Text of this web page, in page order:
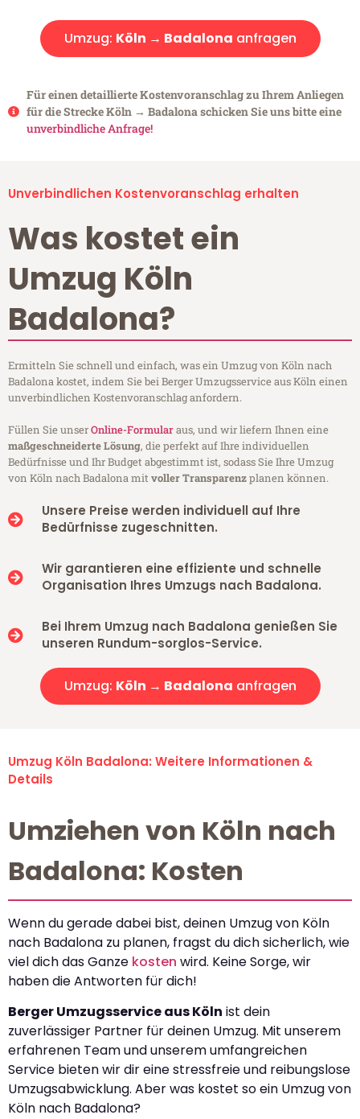
Umzug: Köln → Badalona anfragen
Für einen detaillierte Kostenvoranschlag zu Ihrem Anliegen
für die Strecke Köln → Badalona schicken Sie uns bitte eine
unverbindliche Anfrage!
Unverbindlichen Kostenvoranschlag erhalten
Was kostet ein
Umzug Köln
Badalona?
Ermitteln Sie schnell und einfach, was ein Umzug von Köln nach
Badalona kostet, indem Sie bei Berger Umzugsservice aus Köln einen
unverbindlichen Kostenvoranschlag anfordern.
Füllen Sie unserOnline-Formularaus, und wir liefern Ihnen eine
maßgeschneiderte Lösung, die perfekt auf Ihre individuellen
Bedürfnisse und Ihr Budget abgestimmt ist, sodass Sie Ihre Umzug
von Köln nach Badalona mitvoller Transparenzplanen können.
Unsere Preise werden individuell auf Ihre
Bedürfnisse zugeschnitten.
Wir garantieren eine effiziente und schnelle
Organisation Ihres Umzugs nach Badalona.
Bei Ihrem Umzug nach Badalona genießen Sie
unseren Rundum-sorglos-Service.
Umzug: Köln → Badalona anfragen
Umzug Köln Badalona: Weitere Informationen &
Details
Umziehen von Köln nach
Badalona: Kosten
Wenn du gerade dabei bist, deinen Umzug von Köln
nach Badalona zu planen, fragst du dich sicherlich, wie
viel dich das Ganze kosten wird. Keine Sorge, wir
haben die Antworten für dich!
Berger Umzugsservice aus Köln ist dein
zuverlässiger Partner für deinen Umzug. Mit unserem
erfahrenen Team und unserem umfangreichen
Service bieten wir dir eine stressfreie und reibungslose
Umzugsabwicklung. Aber was kostet so ein Umzug von
Köln nach Badalona?